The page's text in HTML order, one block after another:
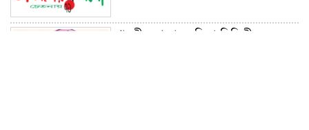
পারভীন আক্তার লতিফা সিদ্দিকী কলেজের